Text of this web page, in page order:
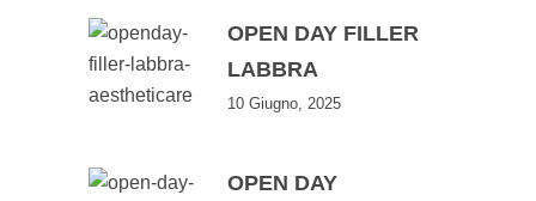
OPEN DAY FILLER
LABBRA
10 Giugno, 2025
OPEN DAY